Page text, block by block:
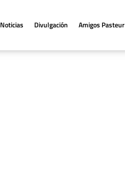
Noticias Divulgación Amigos Pasteur